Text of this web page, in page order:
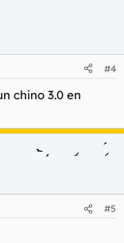
#4
chino 3.0 en
#5